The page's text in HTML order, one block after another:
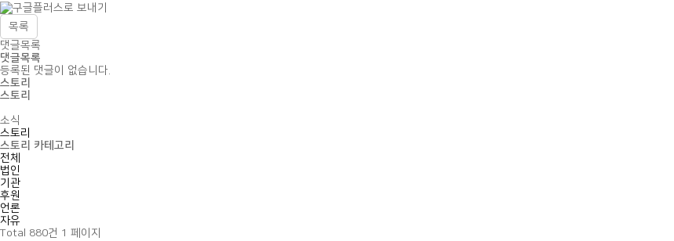
목록
댓글목록
댓글목록
등록된 댓글이 없습니다.
스토리
스토리
소식
스토리
스토리 카테고리
전체
법인
기관
후원
언론
자유
Total 880건 1 페이지